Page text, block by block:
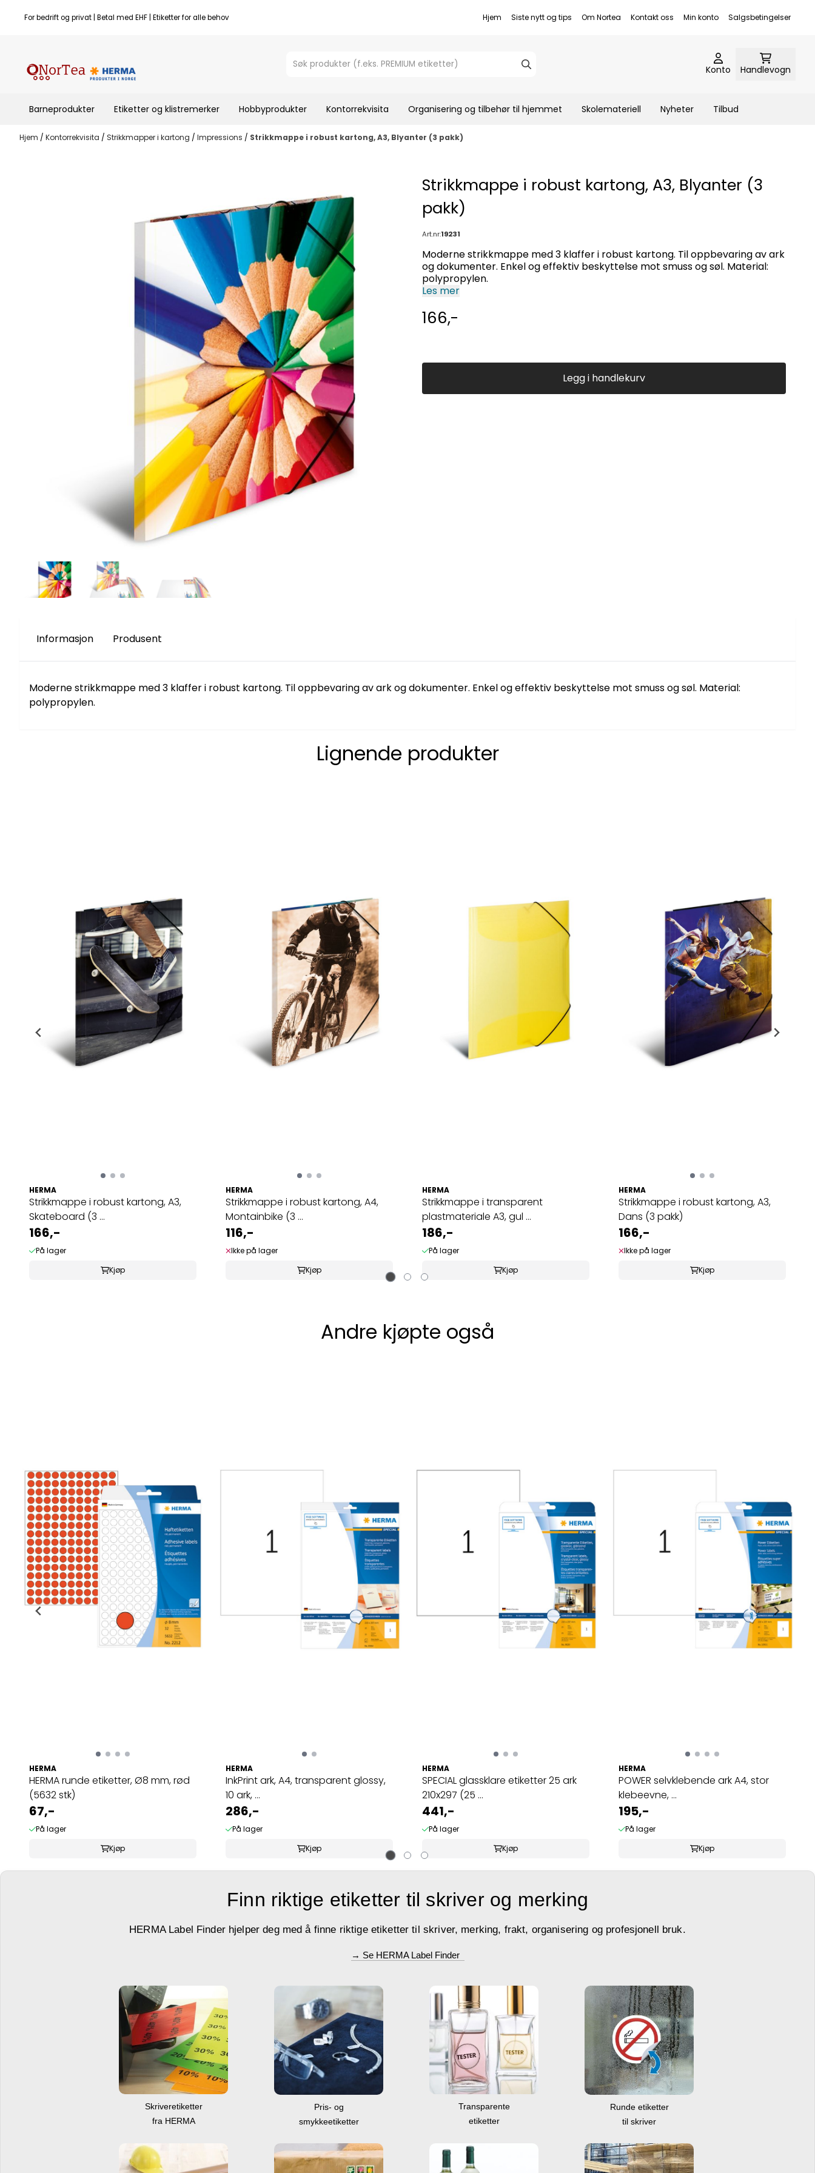
Hopp til innhold
For bedrift og privat | Betal med EHF | Etiketter for alle behov Hjem Siste nytt og tips Om Nortea Kontakt oss Min konto Salgsbetingelser
Konto Handlevogn
Barneprodukter Etiketter og klistremerker Hobbyprodukter Kontorrekvisita Organisering og tilbehør til hjemmet Skolemateriell Nyheter Tilbud
Hjem / Kontorrekvisita / Strikkmapper i kartong / Impressions / Strikkmappe i robust kartong, A3, Blyanter (3 pakk)
Strikkmappe i robust kartong, A3, Blyanter (3
pakk)
Art.nr:19231
Moderne strikkmappe med 3 klaffer i robust kartong. Til oppbevaring av ark
og dokumenter. Enkel og effektiv beskyttelse mot smuss og søl. Material:
polypropylen.
Les mer
166,-
Legg i handlekurv
Informasjon Produsent
Moderne strikkmappe med 3 klaffer i robust kartong. Til oppbevaring av ark og dokumenter. Enkel og effektiv beskyttelse mot smuss og søl. Material:
polypropylen.
Lignende produkter
HERMA
Strikkmappe i robust kartong, A3,
Skateboard (3 ...
166,-
På lager
Kjøp
HERMA
Strikkmappe i robust kartong, A4,
Montainbike (3 ...
116,-
Ikke på lager
Kjøp
HERMA
Strikkmappe i transparent
plastmateriale A3, gul ...
186,-
På lager
Kjøp
HERMA
Strikkmappe i robust kartong, A3,
Dans (3 pakk)
166,-
Ikke på lager
Kjøp
Andre kjøpte også
HERMA
HERMA runde etiketter, Ø8 mm, rød
(5632 stk)
67,-
På lager
Kjøp
HERMA
InkPrint ark, A4, transparent glossy,
10 ark, ...
286,-
På lager
Kjøp
HERMA
SPECIAL glassklare etiketter 25 ark
210x297 (25 ...
441,-
På lager
Kjøp
HERMA
POWER selvklebende ark A4, stor
klebeevne, ...
195,-
På lager
Kjøp
Finn riktige etiketter til skriver og merking
HERMA Label Finder hjelper deg med å finne riktige etiketter til skriver, merking, frakt, organisering og profesjonell bruk.
→ Se HERMA Label Finder
Skriveretiketter
fra HERMA
Pris- og
smykkeetiketter
Transparente
etiketter
Runde etiketter
til skriver